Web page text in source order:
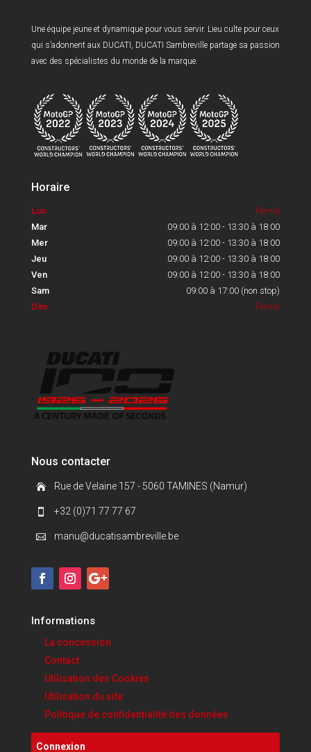
Une équipe jeune et dynamique pour vous servir. Lieu culte pour ceux
qui s’adonnent aux DUCATI, DUCATI Sambreville partage sa passion
avec des spécialistes du monde de la marque.
Horaire
Lun
Fermé
Mar
09:00 à 12:00 - 13:30 à 18:00
Mer
09:00 à 12:00 - 13:30 à 18:00
Jeu
09:00 à 12:00 - 13:30 à 18:00
Ven
09:00 à 12:00 - 13:30 à 18:00
Sam
09:00 à 17:00 (non stop)
Dim
Fermé
Nous contacter
 Rue de Velaine 157 - 5060 TAMINES (Namur)
 +32 (0)71 77 77 67
 manu@ducatisambreville.be
Informations
La concession
Contact
Utilisation des Cookies
Utilisation du site
Politique de confidentialité des données
Connexion